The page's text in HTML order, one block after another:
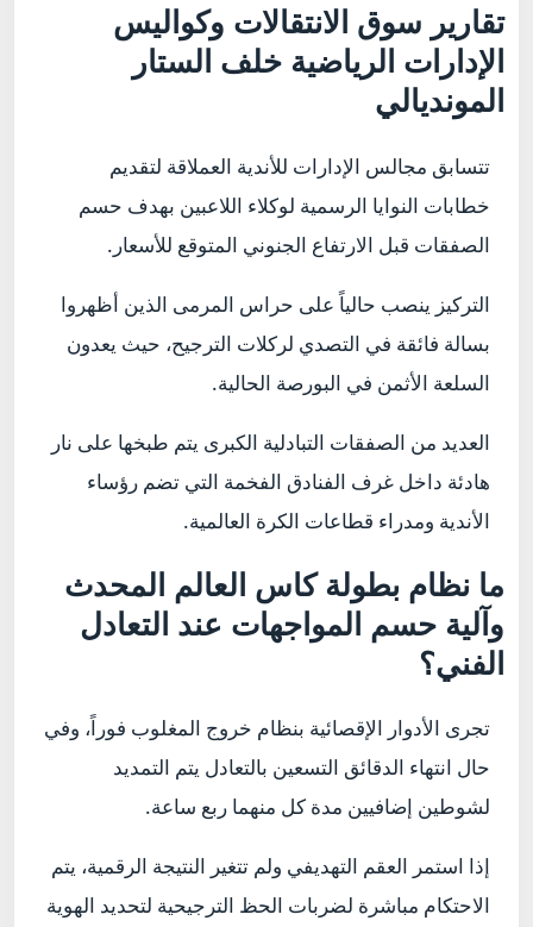
تقارير سوق الانتقالات وكواليس
الإدارات الرياضية خلف الستار
المونديالي
تتسابق مجالس الإدارات للأندية العملاقة لتقديم
خطابات النوايا الرسمية لوكلاء اللاعبين بهدف حسم
الصفقات قبل الارتفاع الجنوني المتوقع للأسعار.
التركيز ينصب حالياً على حراس المرمى الذين أظهروا
بسالة فائقة في التصدي لركلات الترجيح، حيث يعدون
السلعة الأثمن في البورصة الحالية.
العديد من الصفقات التبادلية الكبرى يتم طبخها على نار
هادئة داخل غرف الفنادق الفخمة التي تضم رؤساء
الأندية ومدراء قطاعات الكرة العالمية.
ما نظام بطولة كاس العالم المحدث
وآلية حسم المواجهات عند التعادل
الفني؟
تجرى الأدوار الإقصائية بنظام خروج المغلوب فوراً، وفي
حال انتهاء الدقائق التسعين بالتعادل يتم التمديد
لشوطين إضافيين مدة كل منهما ربع ساعة.
إذا استمر العقم التهديفي ولم تتغير النتيجة الرقمية، يتم
الاحتكام مباشرة لضربات الحظ الترجيحية لتحديد الهوية